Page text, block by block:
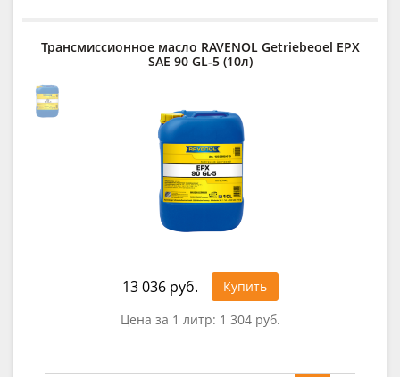
Трансмиссионное масло RAVENOL Getriebeoel EPX
SAE 90 GL-5 (10л)
13 036 руб.
Купить
Цена за 1 литр: 1 304 руб.